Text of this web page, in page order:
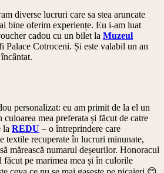
diverse lucruri care sa stea aruncate
bine oferim experiențe. Eu i-am luat
cadou cu un bilet la Muzeul
Palace Cotroceni. Și este valabil un an
personalizat: eu am primit de la el un
mea preferata și făcut de catre
la REDU – o întreprindere care
textile recuperate în lucruri minunate,
mărească numarul deșeurilor. Honoracul
făcut pe marimea mea și în culorile